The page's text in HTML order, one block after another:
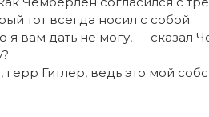
тот всегда носил с собой.
я вам дать не могу, — сказал
Гитлер, ведь это мой